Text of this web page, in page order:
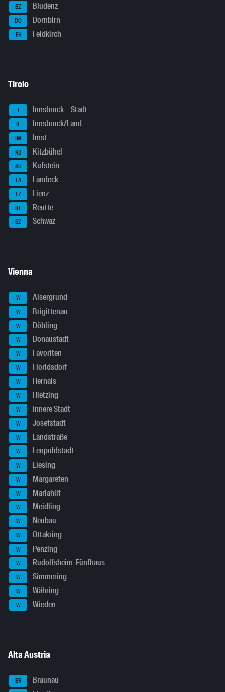
BZ Bludenz
DO Dornbirn
FK Feldkirch
Tirolo
I Innsbruck – Stadt
IL Innsbruck/Land
IM Imst
KB Kitzbühel
KU Kufstein
LA Landeck
LZ Lienz
RE Reutte
SZ Schwaz
Vienna
W Alsergrund
W Brigittenau
W Döbling
W Donaustadt
W Favoriten
W Floridsdorf
W Hernals
W Hietzing
W Innere Stadt
W Josefstadt
W Landstraße
W Leopoldstadt
W Liesing
W Margareten
W Mariahilf
W Meidling
W Neubau
W Ottakring
W Penzing
W Rudolfsheim-Fünfhaus
W Simmering
W Währing
W Wieden
Alta Austria
BR Braunau